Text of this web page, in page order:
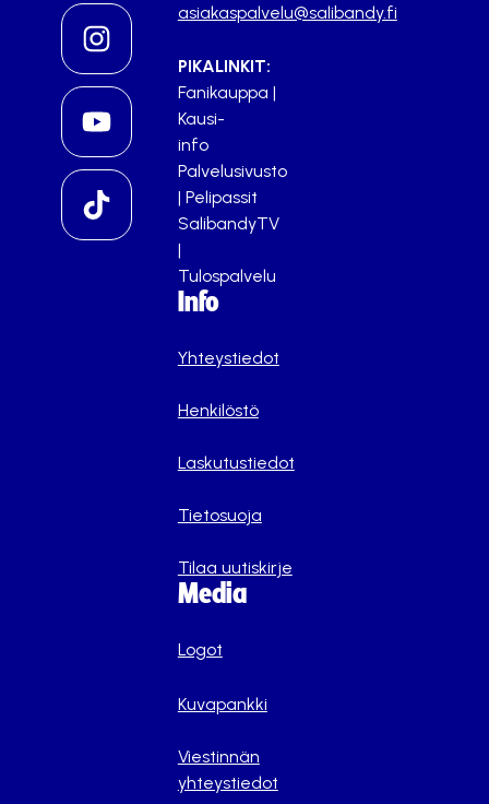
asiakaspalvelu@salibandy.fi
PIKALINKIT:
Fanikauppa |
Kausi-
info
Palvelusivusto
| Pelipassit
SalibandyTV
|
Tulospalvelu
Info
Yhteystiedot
Henkilöstö
Laskutustiedot
Tietosuoja
Tilaa uutiskirje
Media
Logot
Kuvapankki
Viestinnän
yhteystiedot